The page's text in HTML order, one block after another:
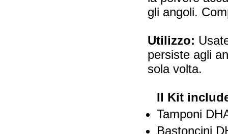
gli angoli.
Utilizzo:
persiste agli
sola volta.
Il Kit
Tamponi
Bastoncini